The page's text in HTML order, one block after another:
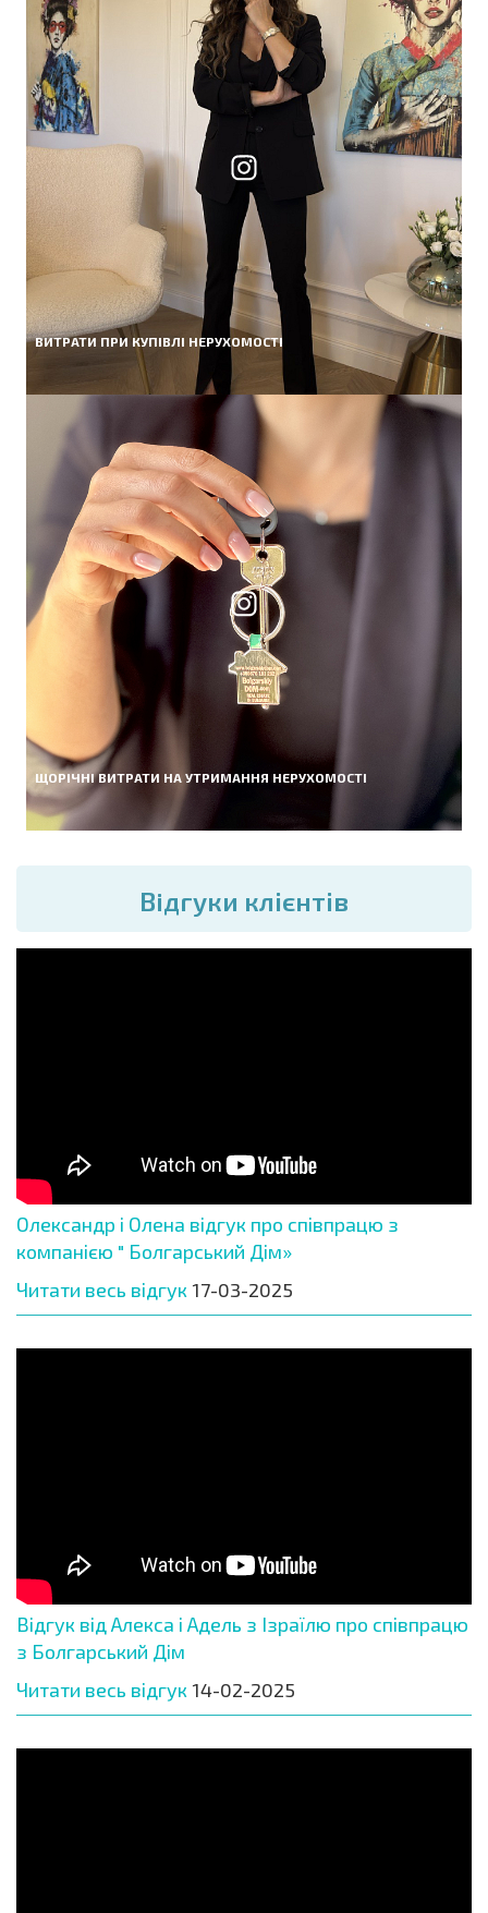
ВИТРАТИ ПРИ КУПІВЛІ НЕРУХОМОСТІ
ЩОРІЧНІ ВИТРАТИ НА УТРИМАННЯ НЕРУХОМОСТІ
Вiдгуки клієнтів
Олександр і Олена відгук про співпрацю з
компанією " Болгарський Дім»
Читати весь відгук 17-03-2025
Відгук від Алекса і Адель з Ізраїлю про співпрацю
з Болгарський Дім
Читати весь відгук 14-02-2025